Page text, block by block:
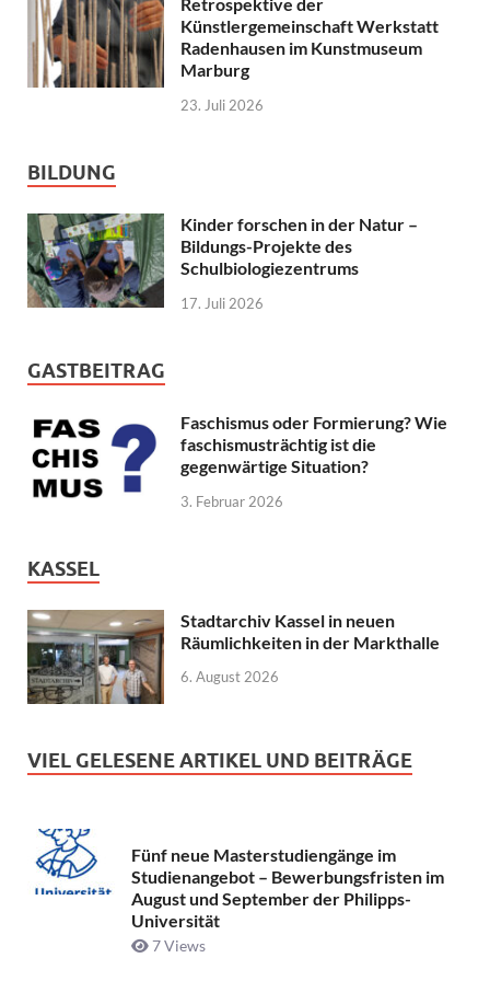
Künstlergemeinschaft Werkstatt
Radenhausen im Kunstmuseum
Marburg
23. Juli 2026
BILDUNG
Kinder forschen in der Natur –
Bildungs-Projekte des
Schulbiologiezentrums
17. Juli 2026
GASTBEITRAG
Faschismus oder Formierung? Wie
faschismusträchtig ist die
gegenwärtige Situation?
3. Februar 2026
KASSEL
Stadtarchiv Kassel in neuen
Räumlichkeiten in der Markthalle
6. August 2026
VIEL GELESENE ARTIKEL UND BEITRÄGE
Fünf neue Masterstudiengänge im
Studienangebot – Bewerbungsfristen im
August und September der Philipps-
Universität
7 Views